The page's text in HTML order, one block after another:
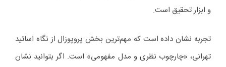
و ابزار تحقیق است.
تجربه نشان داده است که مهم‌ترین بخش پروپوزال از نگاه اساتید
تهرانی، «چارچوب نظری و مدل مفهومی» است. اگر بتوانید نشان